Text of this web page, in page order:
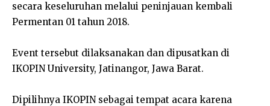
secara keseluruhan melalui peninjauan kembali
Permentan 01 tahun 2018.
Event tersebut dilaksanakan dan dipusatkan di
IKOPIN University, Jatinangor, Jawa Barat.
Dipilihnya IKOPIN sebagai tempat acara karena